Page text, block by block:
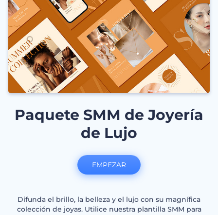
Paquete SMM de Joyería
de Lujo
Difunda el brillo, la belleza y el lujo con su magnífica
colección de joyas. Utilice nuestra plantilla SMM para
EMPEZAR